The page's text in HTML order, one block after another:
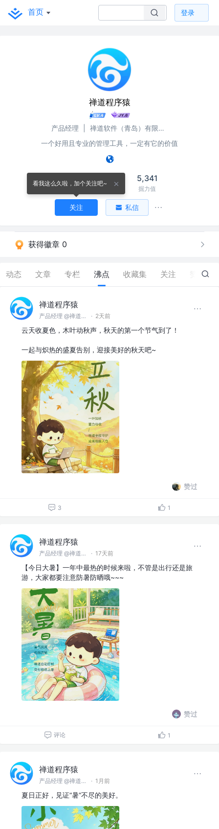
首页 登录
禅道程序猿
产品经理
禅道软件（青岛）有限公司
一个好用且专业的管理工具，一定有它的价值
关注
334
关注者
5,341
掘力值
看我这么久啦，加个关注吧~
关注 私信
获得徽章 0
动态 文章 专栏 沸点 收藏集 关注 7
禅道程序猿
产品经理 @禅道软件（青岛）有限公司 · 2天前
云天收夏色，木叶动秋声，秋天的第一个节气到了！
一起与炽热的盛夏告别，迎接美好的秋天吧~
赞过
3 1
禅道程序猿
产品经理 @禅道软件（青岛）有限公司 · 17天前
【今日大暑】一年中最热的时候来啦，不管是出行还是旅
游，大家都要注意防暑防晒哦~~~
赞过
评论 1
禅道程序猿
产品经理 @禅道软件（青岛）有限公司 · 1月前
夏日正好，见证“暑”不尽的美好。